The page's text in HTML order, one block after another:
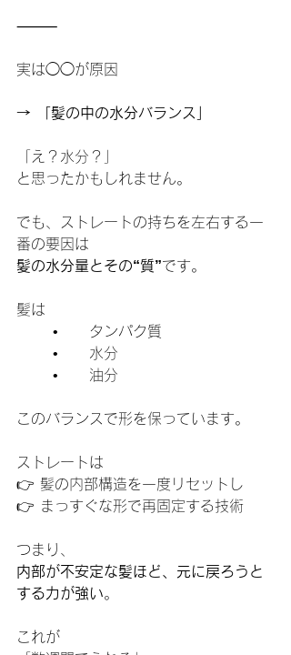
⸻
実は◯◯が原因
→ 「髪の中の水分バランス」
「え？水分？」
と思ったかもしれません。
でも、ストレートの持ちを左右する一
番の要因は
髪の水分量とその“質”です。
髪は
	•	タンパク質
	•	水分
	•	油分
このバランスで形を保っています。
ストレートは
👉 髪の内部構造を一度リセットし
👉 まっすぐな形で再固定する技術
つまり、
内部が不安定な髪ほど、元に戻ろうと
する力が強い。
これが